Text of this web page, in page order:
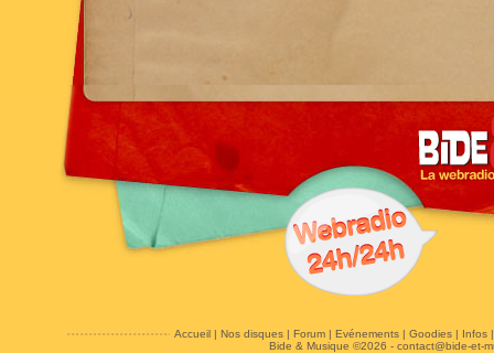
Accueil| Nos disques| Forum| Evénements| Goodies| Infos
Bide & Musique ©2026 - contact@bide-et-